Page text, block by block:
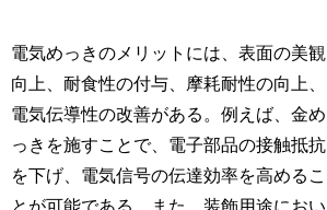
電気めっきのメリットには、表面の美観
向上、耐食性の付与、摩耗耐性の向上、
電気伝導性の改善がある。例えば、金め
っきを施すことで、電子部品の接触抵抗
を下げ、電気信号の伝達効率を高めるこ
とが可能である。また、装飾用途におい